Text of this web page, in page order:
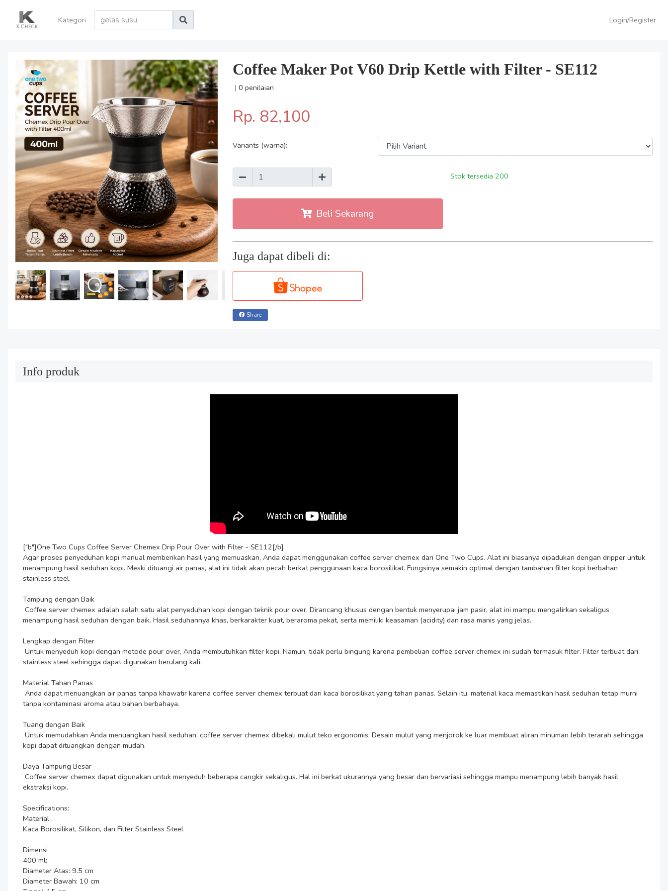
Kategori Login/Register
Coffee Maker Pot V60 Drip Kettle with Filter - SE112
| 0 penilaian
Rp. 82,100
Variants (warna):
Stok tersedia 200
Beli Sekarang
Juga dapat dibeli di:
Share
Info produk
["b"]One Two Cups Coffee Server Chemex Drip Pour Over with Filter - SE112[/b]
Agar proses penyeduhan kopi manual memberikan hasil yang memuaskan, Anda dapat menggunakan coffee server chemex dari One Two Cups. Alat ini biasanya dipadukan dengan dripper untuk
menampung hasil seduhan kopi. Meski dituangi air panas, alat ini tidak akan pecah berkat penggunaan kaca borosilikat. Fungsinya semakin optimal dengan tambahan filter kopi berbahan
stainless steel.
Tampung dengan Baik
menampung hasil seduhan dengan baik. Hasil seduhannya khas, berkarakter kuat, beraroma pekat, serta memiliki keasaman (acidity) dan rasa manis yang jelas.
Lengkap dengan Filter
stainless steel sehingga dapat digunakan berulang kali.
Material Tahan Panas
tanpa kontaminasi aroma atau bahan berbahaya.
Tuang dengan Baik
kopi dapat dituangkan dengan mudah.
Daya Tampung Besar
ekstraksi kopi.
Specifications:
Material
Kaca Borosilikat, Silikon, dan Filter Stainless Steel
Dimensi
400 ml:
Diameter Atas: 9.5 cm
Diameter Bawah: 10 cm